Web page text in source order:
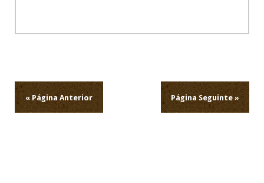
de
artigos
Página Seguinte »
« Página Anterior